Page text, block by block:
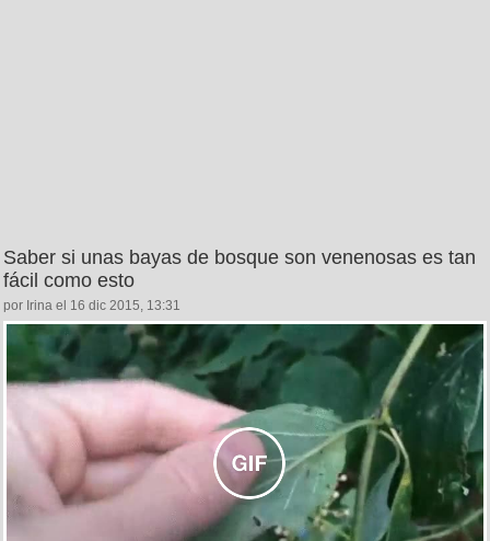
Saber si unas bayas de bosque son venenosas es tan
fácil como esto
por Irina el 16 dic 2015, 13:31